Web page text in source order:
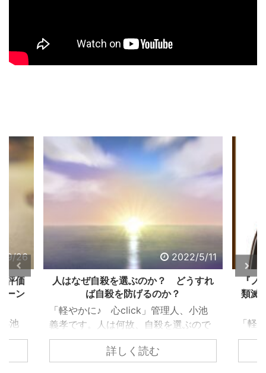
9/26
評価
ーン
池
生き
あ
2022/5/11
人はなぜ自殺を選ぶのか？ どうすれ
ば自殺を防げるのか？
「軽やかに♪ 心click」管理人、小池
義孝です。人は何故、自殺を選ぶので
しょうか？ 自殺するまで追い込まれ
ない為には、どうすれば良いのでしょ
詳しく読む
『ノ
類滅
「軽
義孝
て、